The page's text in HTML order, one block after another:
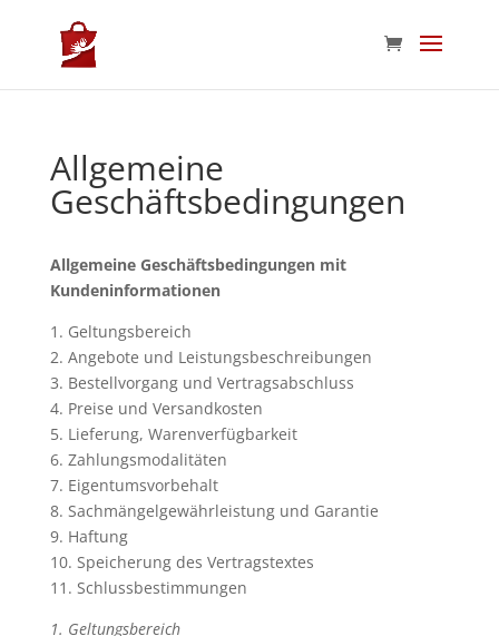
Allgemeine
Geschäftsbedingungen
Allgemeine Geschäftsbedingungen mit
Kundeninformationen
1. Geltungsbereich
2. Angebote und Leistungsbeschreibungen
3. Bestellvorgang und Vertragsabschluss
4. Preise und Versandkosten
5. Lieferung, Warenverfügbarkeit
6. Zahlungsmodalitäten
7. Eigentumsvorbehalt
8. Sachmängelgewährleistung und Garantie
9. Haftung
10. Speicherung des Vertragstextes
11. Schlussbestimmungen
1. Geltungsbereich